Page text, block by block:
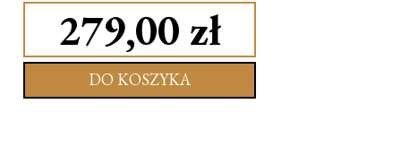
279,00 zł
DO KOSZYKA